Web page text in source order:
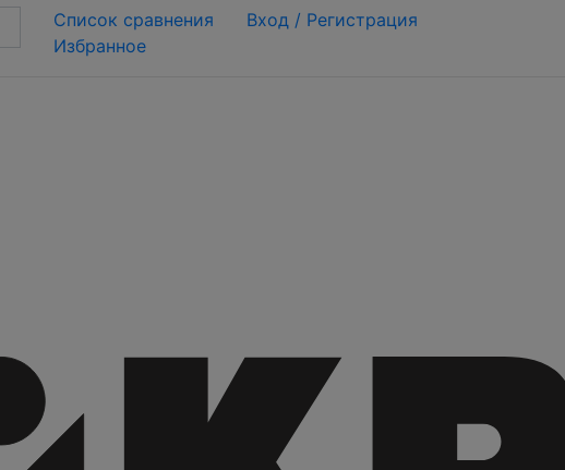
Список сравнения
Избранное
Вход / Регистрация